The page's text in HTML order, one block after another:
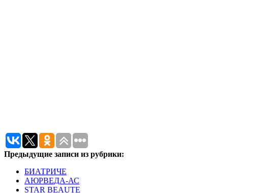
Предыдущие записи из рубрики:
БИАТРИЧЕ
АЮРВЕДА-АС
STAR BEAUTE